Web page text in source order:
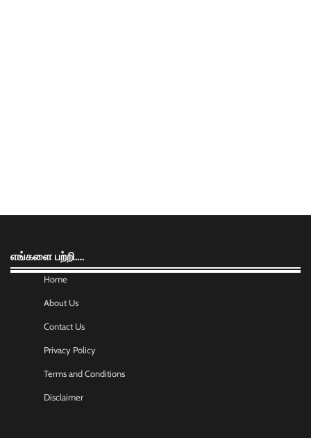
எங்களை பற்றி….
Home
About Us
Contact Us
Privacy Policy
Terms and Conditions
Disclaimer